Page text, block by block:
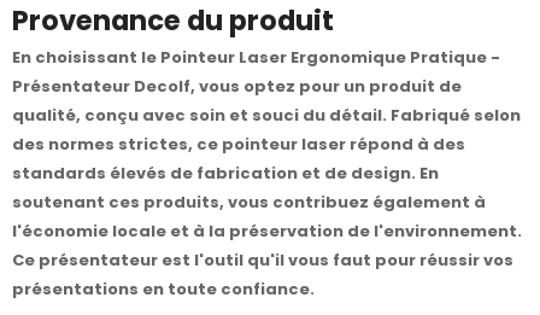
Provenance du produit
En choisissant le Pointeur Laser Ergonomique Pratique -
Présentateur Decolf, vous optez pour un produit de
qualité, conçu avec soin et souci du détail. Fabriqué selon
des normes strictes, ce pointeur laser répond à des
standards élevés de fabrication et de design. En
soutenant ces produits, vous contribuez également à
l'économie locale et à la préservation de l'environnement.
Ce présentateur est l'outil qu'il vous faut pour réussir vos
présentations en toute confiance.